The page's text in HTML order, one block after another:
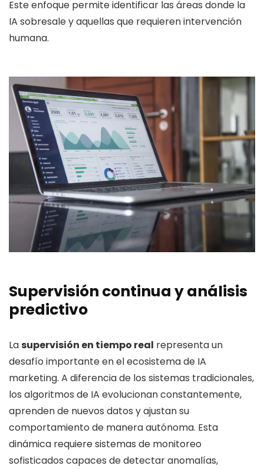
Este enfoque permite identificar las áreas donde la
IA sobresale y aquellas que requieren intervención
humana.
Supervisión continua y análisis
predictivo
Lasupervisión en tiempo real representa un
desafío importante en el ecosistema de IA
marketing. A diferencia de los sistemas tradicionales,
los algoritmos de IA evolucionan constantemente,
aprenden de nuevos datos y ajustan su
comportamiento de manera autónoma. Esta
dinámica requiere sistemas de monitoreo
sofisticados capaces de detectar anomalías,